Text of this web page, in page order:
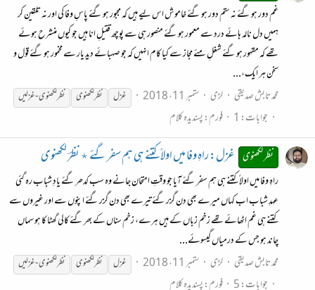
غم دور ہو گئے نہ ستم دور ہو گئے خاموش اس لیے ہیں کہ مجبور ہو گئے پاسِ وفا کی اور نہ تلقین کر
ہمیں دل نالہ ہائے درد سے معمور ہو گئے منصور ہی سے پوچھ قتیلِ انا ہیں جو کیوں منشرح ہوئے
تھے کہ مقہور ہو گئے شغلِ مئے مجاز سے کیا کام انہیں کہ جو صہبائے دیدِ یار سے مخمور ہو گئے قول و
سخن ہر ایک،...
محمد تابش صدیقی
لڑی ستمبر 11، 2018 غزل نظرلکھنوی نظرلکھنوی-غزلیں
جوابات: 1 فورم:پسندیدہ کلام
نظر لکھنوی غزل: راہِ وفا میں اولاً کتنے ہی ہم سفر گئے ٭ نظرؔ لکھنوی
راہِ وفا میں اولاً کتنے ہی ہم سفر گئے آیا جو وقتِ امتحان جانے وہ سب کدھر گئے یادِ شباب رہ گئی
عہدِ شباب اب کہاں میرے بھی دن گزر گئے تیرے بھی دن گزر گئے اپنوں سے اور غیروں سے
کتنے ہی غم اٹھائے تھے زخم زباں کے ہیں ہرے، زخم سناں کے بھر گئے کالی گھٹا کا ہو سماں
چاند ہو جس کے درمیاں گیسوئے...
محمد تابش صدیقی
لڑی ستمبر 11، 2018 غزل نظرلکھنوی نظرلکھنوی-غزلیں
جوابات: 5 فورم:پسندیدہ کلام